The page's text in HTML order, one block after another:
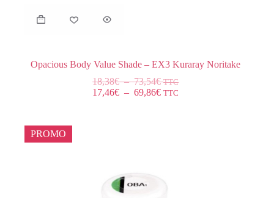
Opacious Body Value Shade – EX3 Kuraray Noritake
18,38€ – 73,54€ TTC
17,46€ – 69,86€ TTC
PROMO